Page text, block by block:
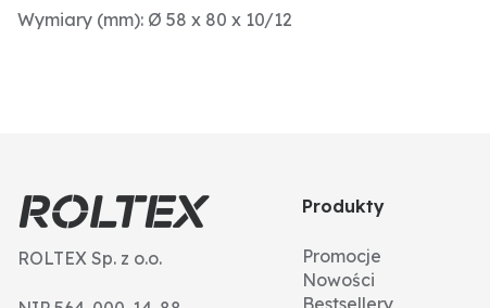
Wymiary (mm): Ø 58 x 80 x 10/12
ROLTEX Sp. z o.o.
Produkty
Promocje
Nowości
Bestsellery